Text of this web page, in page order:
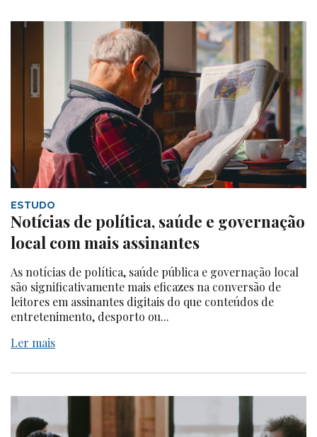
ESTUDO
Notícias de política, saúde e governação
local com mais assinantes
As notícias de política, saúde pública e governação local
são significativamente mais eficazes na conversão de
leitores em assinantes digitais do que conteúdos de
entretenimento, desporto ou...
Ler mais